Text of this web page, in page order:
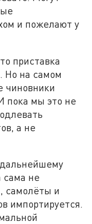
и пожелают у
приставка
Но на самом
чиновники
пока мы это не
а не
сама не
самолёты и
импортируется.